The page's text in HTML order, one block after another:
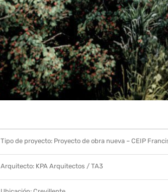
Tipo de proyecto: Proyecto de obra nueva – CEIP
Arquitecto: KPA Arquitectos / TA3